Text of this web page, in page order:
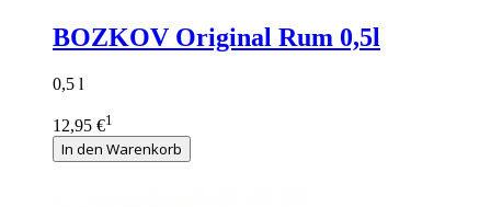
BOZKOV Original Rum 0,5l
0,5 l
12,95 €1
In den Warenkorb